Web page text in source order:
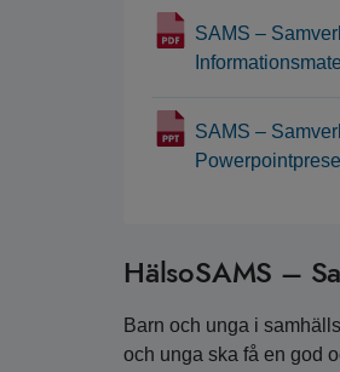
SAMS –
SAMS –
HälsoSAMS –
Barn och unga i
och unga ska få en god